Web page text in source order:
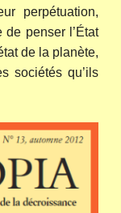
perpétuation,
de penser l’État
de la planète,
sociétés qu’ils